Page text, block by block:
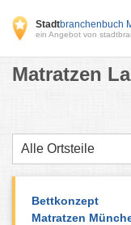
Stadtbranchenbuch
ein Angebot von
Matratzen
Alle Ortsteile
Bettkonzept
Matratzen